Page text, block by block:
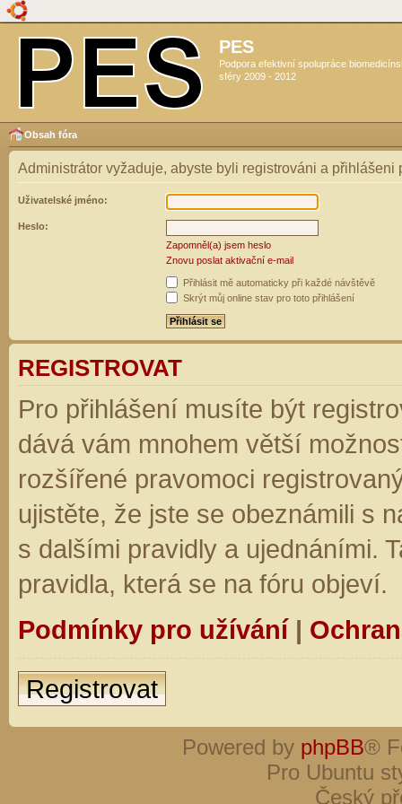
PES
Podpora efektivní spolupráce
sféry 2009 - 2012
Obsah fóra
Administrátor vyžaduje, abyste byli registrováni a přihlášeni
Uživatelské jméno:
Heslo:
Zapomněl(a) jsem heslo
Znovu poslat aktivační e-mail
Přihlásit mě automaticky při každé návštěvě
Skrýt můj online stav pro toto přihlášení
REGISTROVAT
Pro přihlášení musíte být
dává vám mnohem větší
rozšířené pravomoci
ujistěte, že jste se obeznámili s
s dalšími pravidly a ujednáními.
pravidla, která se na fóru objeví.
Podmínky pro užívání|
Registrovat
Powered by phpBB®
Pro Ubuntu
Český